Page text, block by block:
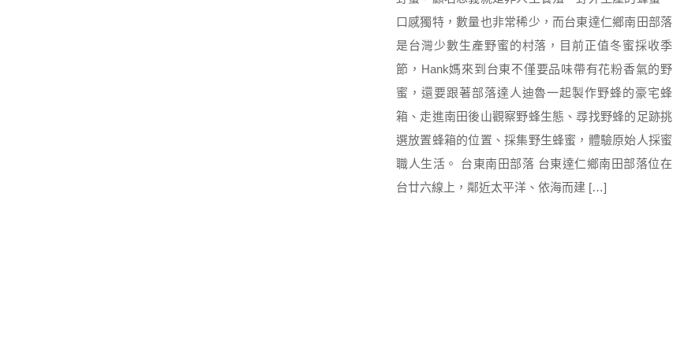
口感獨特，數量也非常稀少，而台東達仁鄉南田部落
是台灣少數生產野蜜的村落，目前正值冬蜜採收季
節，Hank媽來到台東不僅要品味帶有花粉香氣的野
蜜，還要跟著部落達人迪魯一起製作野蜂的豪宅蜂
箱、走進南田後山觀察野蜂生態、尋找野蜂的足跡挑
選放置蜂箱的位置、採集野生蜂蜜，體驗原始人採蜜
職人生活。 台東南田部落 台東達仁鄉南田部落位在
台廿六線上，鄰近太平洋、依海而建 […]